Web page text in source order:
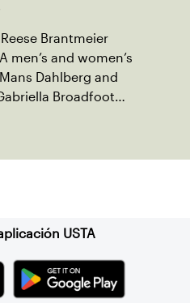
Brantmeier
men’s and women’s
Dahlberg and
Broadfoot
USTA